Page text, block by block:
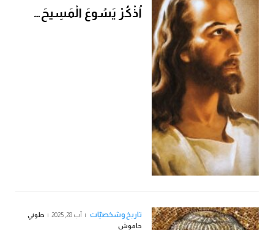
اُذْكُرْ يَسُوعَ الْمَسِيحَ…
تاريخ وشخصيّات آب 28, 2025
طوني
حاموش